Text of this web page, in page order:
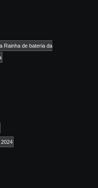
Rainha de bateria da
2024